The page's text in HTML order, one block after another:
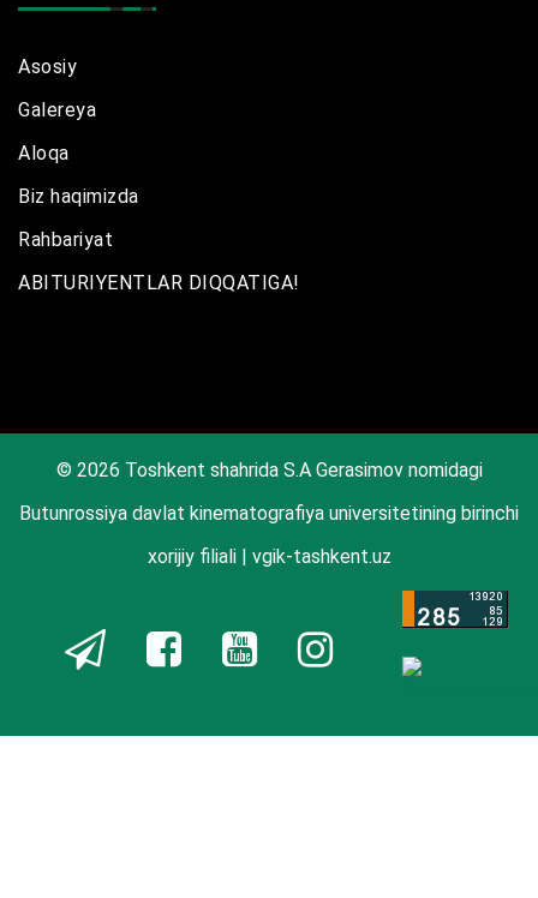
Asosiy
Galereya
Aloqa
Biz haqimizda
Rahbariyat
ABITURIYENTLAR DIQQATIGA!
© 2026 Toshkent shahrida S.A Gerasimov nomidagi
Butunrossiya davlat kinematografiya universitetining birinchi
xorijiy filiali | vgik-tashkent.uz